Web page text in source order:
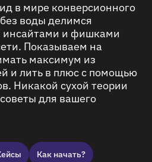
в мире конверсионного
воды делимся
инсайтами и фишками
Показываем на
максимум из
и лить в плюс с помощью
Никакой сухой теории
для вашего
Как начать?